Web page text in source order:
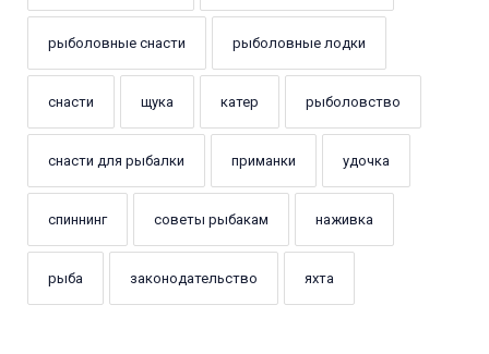
рыболовные снасти рыболовные лодки
снасти щука катер рыболовство
снасти для рыбалки приманки удочка
спиннинг советы рыбакам наживка
рыба законодательство яхта